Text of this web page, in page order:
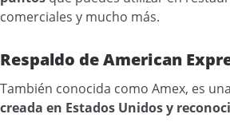
comerciales y mucho más.
Respaldo de American
También conocida como Amex, es
creada en Estados Unidos y